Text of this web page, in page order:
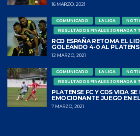
16 MARZO, 2021
COMUNICADO LA LIGA
RESULTADOS FINALES JORNADA 7
RCD ESPAÑA RETOMA EL
GOLEANDO 4-0 AL
12 MARZO, 2021
COMUNICADO LA LIGA
RESULTADOS FINALES JORNADA 6
PLATENSE FC Y CDS VIDA
EMOCIONANTE JUEGO EN
7 MARZO, 2021